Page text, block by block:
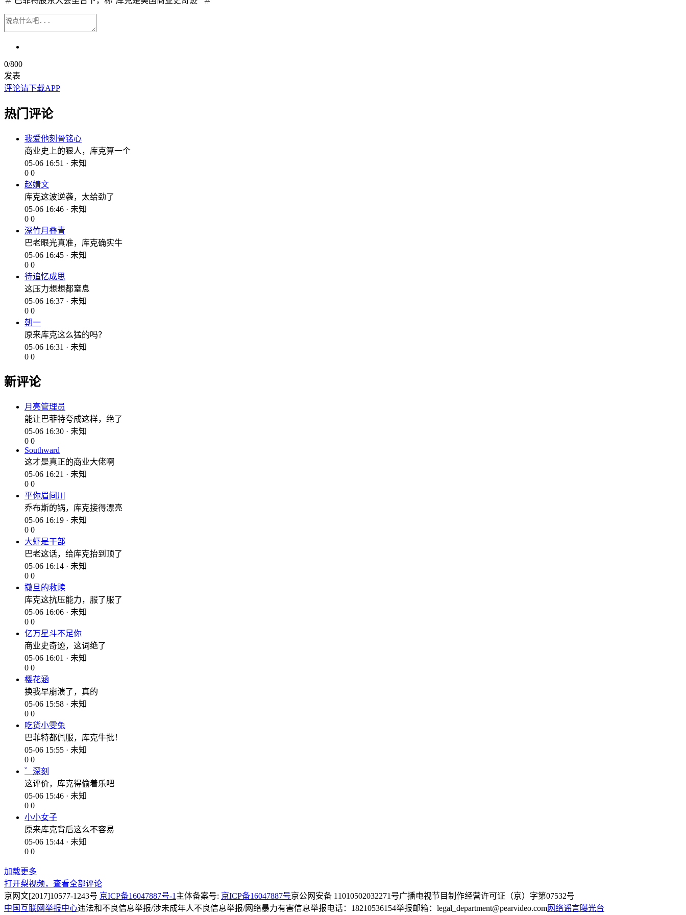
0/800
发表
评论请下载APP
热门评论
我爱他刻骨铭心
商业史上的狠人，库克算一个
05-06 16:51 · 未知
0 0
赵婧文
库克这波逆袭，太给劲了
05-06 16:46 · 未知
0 0
深竹月叠青
巴老眼光真准，库克确实牛
05-06 16:45 · 未知
0 0
待追忆成思
这压力想想都窒息
05-06 16:37 · 未知
0 0
朝一
原来库克这么猛的吗？
05-06 16:31 · 未知
0 0
新评论
月亮管理员
能让巴菲特夸成这样，绝了
05-06 16:30 · 未知
0 0
Southward
这才是真正的商业大佬啊
05-06 16:21 · 未知
0 0
平你眉间川
乔布斯的锅，库克接得漂亮
05-06 16:19 · 未知
0 0
大虾是干部
巴老这话，给库克抬到顶了
05-06 16:14 · 未知
0 0
撒旦的救赎
库克这抗压能力，服了服了
05-06 16:06 · 未知
0 0
亿万星斗不足你
商业史奇迹，这词绝了
05-06 16:01 · 未知
0 0
樱花涵
换我早崩溃了，真的
05-06 15:58 · 未知
0 0
吃货小雯兔
巴菲特都佩服，库克牛批！
05-06 15:55 · 未知
0 0
゛深刻
这评价，库克得偷着乐吧
05-06 15:46 · 未知
0 0
小小女子
原来库克背后这么不容易
05-06 15:44 · 未知
0 0
加载更多
打开梨视频，查看全部评论
京网文[2017]10577-1243号 京ICP备16047887号-1 主体备案号: 京ICP备16047887号京公网安备 11010502032271号广播电视节目制作经营许可证（京）字第07532号
中国互联网举报中心违法和不良信息举报/涉未成年人不良信息举报/网络暴力有害信息举报电话：18210536154举报邮箱：legal_department@pearvideo.com网络谣言曝光台